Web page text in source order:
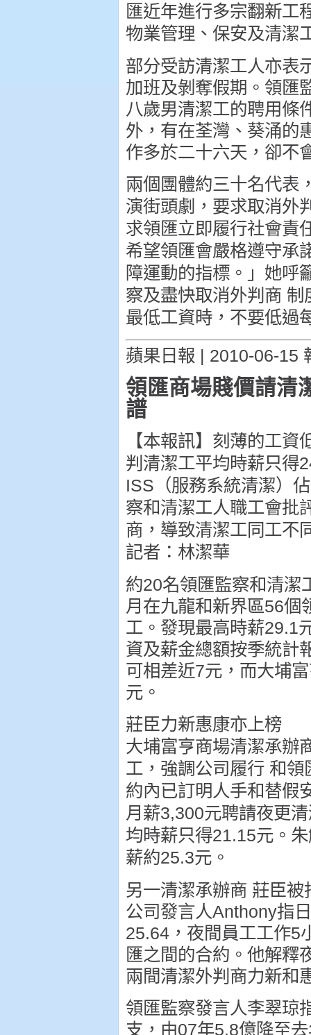
匯近年進行多宗翻新工
物業管理、保安及清潔
部分受訪清潔工人亦表
加班及剝奪假期。領匯
八歲男清潔工的聘用條
外，有在荃灣、葵涌的
作多於二十六天，卻不
兩個團體約三十名代表
演街頭劇，要求取消外
求領匯立即履行社會責
希望領匯會嚴格遵守承
障運動的指標。」她呼
察及盡快取消外判商
最低工資時，不要低過
蘋果日報 | 2010-06-15
領匯商場賤價請清
譜
【本報訊】刻薄的工
判清潔工平均時薪只得
ISS（服務系統清潔）
察和清潔工人職工會批
商，導致清潔工同工不
記者：林潔華
約20名領匯監察和清潔
月在九龍和新界區56個
工。發現最高時薪29.1
資及薪金總額按季統計
可相差近7元，而大埔
元。
莊臣力新惠康亦上榜
大埔富亨商場清潔承辦
工，強調公司履行 和
約內已訂明人手和替假
月薪3,300元聘請夜更
均時薪只得21.15元。
薪約25.3元。
另一清潔承辦商 莊臣
公司發言人Anthony指
25.64，夜間員工工作5
匯之間的合約。他解釋
兩間清潔外判商力新和
領匯監察發言人李翠琼
支，由07年5.8億降至